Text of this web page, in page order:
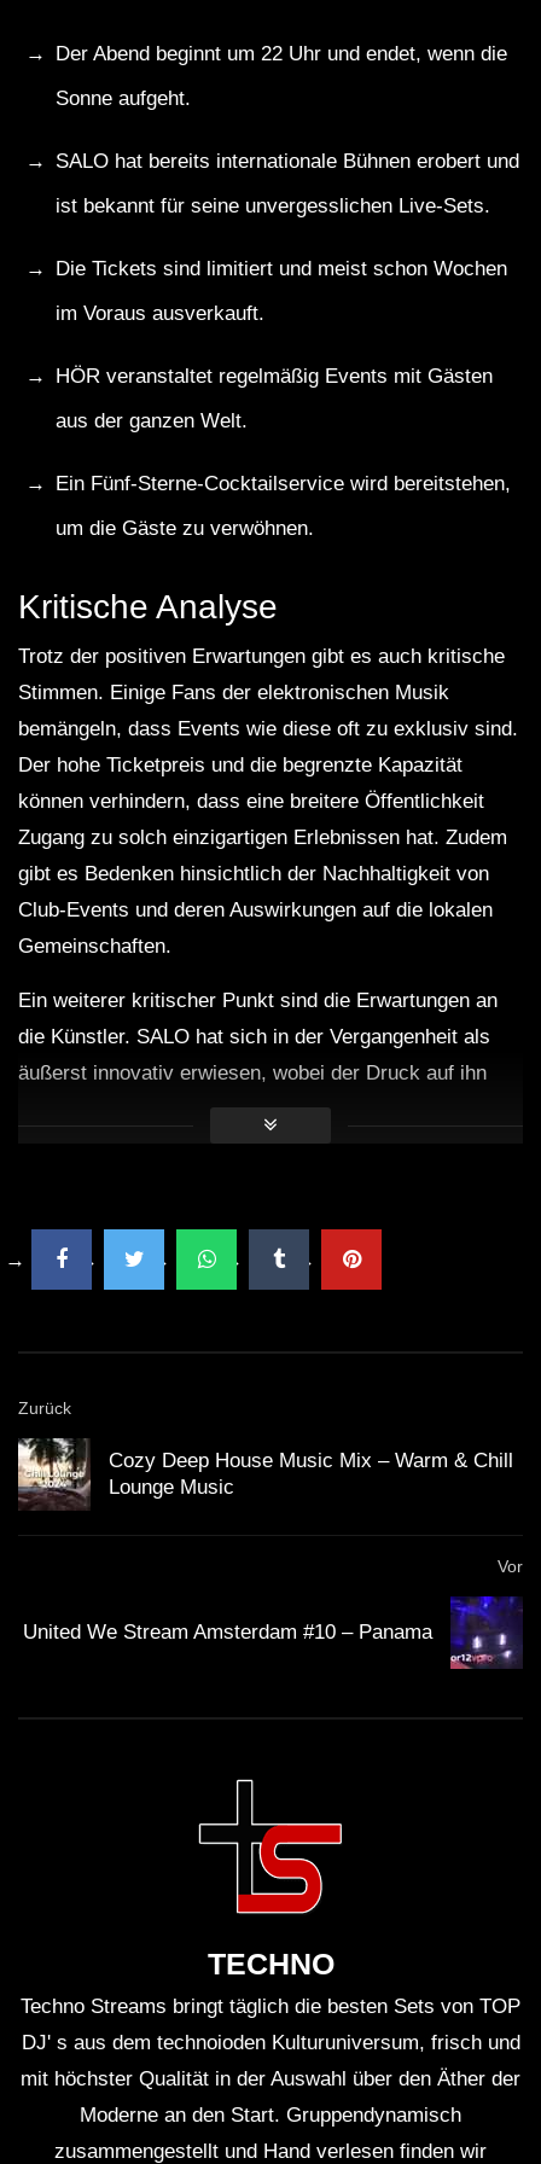
Der Abend beginnt um 22 Uhr und endet, wenn die
Sonne aufgeht.
SALO hat bereits internationale Bühnen erobert und
ist bekannt für seine unvergesslichen Live-Sets.
Die Tickets sind limitiert und meist schon Wochen
im Voraus ausverkauft.
HÖR veranstaltet regelmäßig Events mit Gästen
aus der ganzen Welt.
Ein Fünf-Sterne-Cocktailservice wird bereitstehen,
um die Gäste zu verwöhnen.
Kritische Analyse
Trotz der positiven Erwartungen gibt es auch kritische
Stimmen. Einige Fans der elektronischen Musik
bemängeln, dass Events wie diese oft zu exklusiv sind.
Der hohe Ticketpreis und die begrenzte Kapazität
können verhindern, dass eine breitere Öffentlichkeit
Zugang zu solch einzigartigen Erlebnissen hat. Zudem
gibt es Bedenken hinsichtlich der Nachhaltigkeit von
Club-Events und deren Auswirkungen auf die lokalen
Gemeinschaften.
Ein weiterer kritischer Punkt sind die Erwartungen an
die Künstler. SALO hat sich in der Vergangenheit als
äußerst innovativ erwiesen, wobei der Druck auf ihn
steigt, immer wieder neue musikalische Grenzen zu
überschreiten. Die Frage bleibt: Kann ein Künstler
sich sicherlich auch nach dem Event fortsetzen.
Was sind die musikalischen Einflüsse von
SALO?
SALO lässt sich von verschiedenen Genres
inspirieren, insbesondere von Techno, House
Das Set wird voraussichtlich mehrere Stunden
Wo kann ich Tickets kaufen?
oder über ausgewählte Ticketportale erhältlich.
Wird es eineLive-Übertragung des Events
geben?
Das Event wird eventuell live gestreamt, um die
Zurück
Cozy Deep House Music Mix – Warm & Chill
Lounge Music
Vor
United We Stream Amsterdam #10 – Panama
TECHNO
Techno Streams bringt täglich die besten Sets von TOP
DJ' s aus dem technoioden Kulturuniversum, frisch und
mit höchster Qualität in der Auswahl über den Äther der
Moderne an den Start. Gruppendynamisch
zusammengestellt und Hand verlesen finden wir